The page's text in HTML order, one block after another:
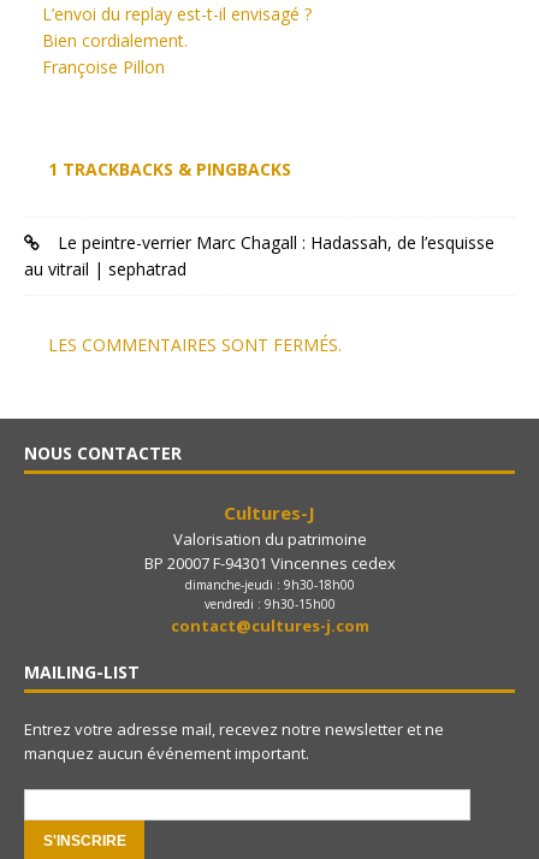
L’envoi du replay est-t-il envisagé ?
Bien cordialement.
Françoise Pillon
1 TRACKBACKS & PINGBACKS
Le peintre-verrier Marc Chagall : Hadassah, de l’esquisse
au vitrail | sephatrad
LES COMMENTAIRES SONT FERMÉS.
NOUS CONTACTER
Cultures-J
Valorisation du patrimoine
BP 20007 F-94301 Vincennes cedex
dimanche-jeudi : 9h30-18h00
vendredi : 9h30-15h00
contact@cultures-j.com
MAILING-LIST
Entrez votre adresse mail, recevez notre newsletter et ne
manquez aucun événement important.